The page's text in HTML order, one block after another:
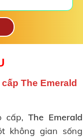
The Emerald
cấp, The Emerald
không gian sống